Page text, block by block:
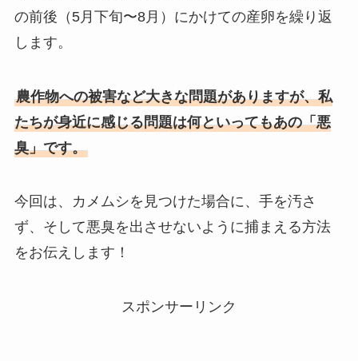
の前後（5月下旬〜8月）にかけての産卵を繰り返
します。
農作物への被害など大きな問題がありますが、私
たちが身近に感じる問題は何といってもあの「悪
臭」です。
今回は、カメムシを見つけた場合に、手を汚さ
ず、そして悪臭を出させないように捕まえる方法
をお伝えします！
スポンサーリンク